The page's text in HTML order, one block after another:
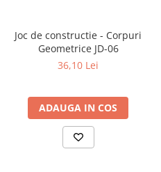
Joc de constructie - Corpuri
Geometrice JD-06
36,10 Lei
ADAUGA IN COS